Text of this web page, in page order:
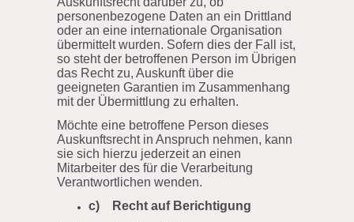
personenbezogene Daten an ein Drittland
oder an eine internationale Organisation
übermittelt wurden. Sofern dies der Fall ist,
so steht der betroffenen Person im Übrigen
das Recht zu, Auskunft über die
geeigneten Garantien im Zusammenhang
mit der Übermittlung zu erhalten.
Möchte eine betroffene Person dieses
Auskunftsrecht in Anspruch nehmen, kann
sie sich hierzu jederzeit an einen
Mitarbeiter des für die Verarbeitung
Verantwortlichen wenden.
c) Recht auf Berichtigung